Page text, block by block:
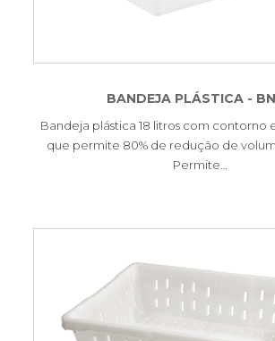
BANDEJA PLÁSTICA -
Bandeja plástica 18 litros com contorno
que permite 80% de redução de
Permite…